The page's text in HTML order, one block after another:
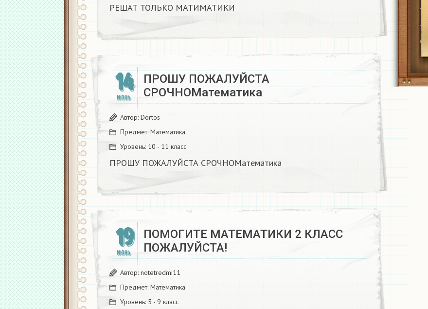
РЕШАТ ТОЛЬКО МАТИМАТИКИ ​
14
ИЮНЬ
ПРОШУ ПОЖАЛУЙСТА
СРОЧНОМатематика
Автор: Dortos
Предмет: Математика
Уровень: 10 - 11 класс
ПРОШУ ПОЖАЛУЙСТА СРОЧНОМатематика
19
ИЮНЬ
ПОМОГИТЕ МАТЕМАТИКИ 2 КЛАСС
ПОЖАЛУЙСТА!​
Автор: notetredmi11
Предмет: Математика
Уровень: 5 - 9 класс